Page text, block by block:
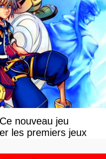
nouveau jeu
les premiers jeux